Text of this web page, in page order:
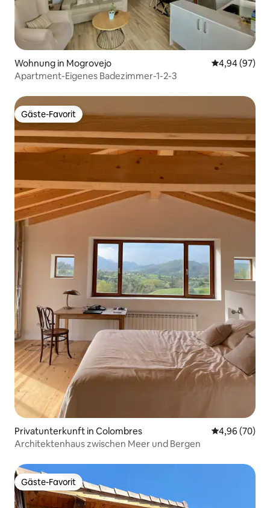
Wohnung in Mogrovejo
4,94 (97)
Apartment-Eigenes Badezimmer-1-2-3
Gäste-Favorit
Gäste-Favorit
Privatunterkunft in Colombres
4,96 (70)
Architektenhaus zwischen Meer und Bergen
Gäste-Favorit
Gäste-Favorit